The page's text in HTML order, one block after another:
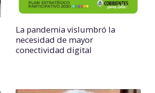
La pandemia vislumbró la
necesidad de mayor
conectividad digital